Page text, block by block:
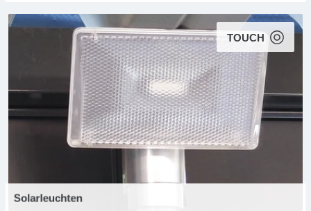
TOUCH
Solarleuchten